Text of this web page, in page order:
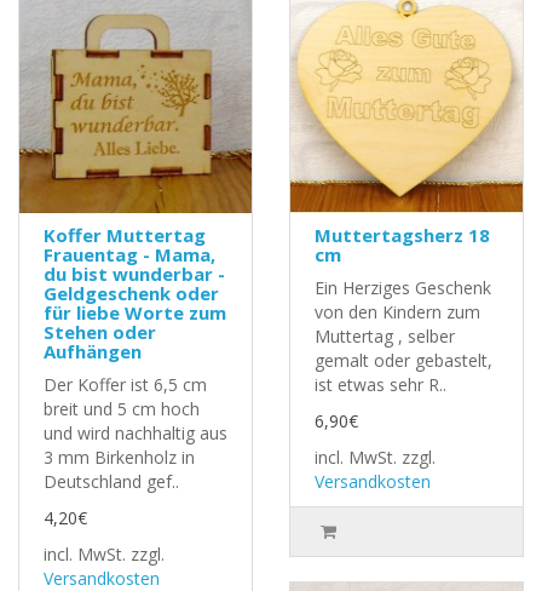
Koffer Muttertag
Frauentag - Mama,
du bist wunderbar -
Geldgeschenk oder
für liebe Worte zum
Stehen oder
Aufhängen
Der Koffer ist 6,5 cm
breit und 5 cm hoch
und wird nachhaltig aus
3 mm Birkenholz in
Deutschland gef..
4,20€
incl. MwSt. zzgl.
Versandkosten
Muttertagsherz 18
cm
Ein Herziges Geschenk
von den Kindern zum
Muttertag , selber
gemalt oder gebastelt,
ist etwas sehr R..
6,90€
incl. MwSt. zzgl.
Versandkosten